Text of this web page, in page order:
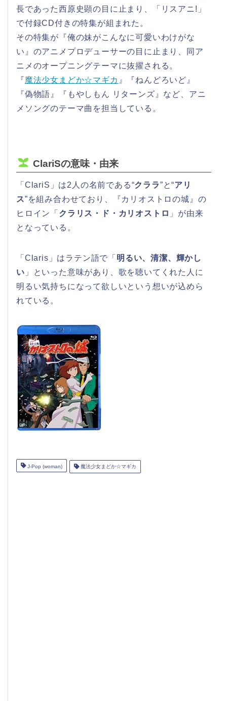
長であった西原史顕の目に止まり、「リスアニ!」
で付録CD付きの特集が組まれた。
その特集が『俺の妹がこんなに可愛いわけがな
い』のアニメプロデューサーの目に止まり、同ア
ニメのオープニングテーマに抜擢される。
『魔法少女まどか☆マギカ 』『ねんどろいど』
『偽物語』『もやしもん リターンズ』など、アニ
メソングのテーマ曲を担当している。
ClariSの意味・由来
「ClariS」は2人の名前である“クララ”と“アリ
ス”を組み合わせており、『カリオストロの城』の
ヒロイン「 クラリス・ド・カリオストロ 」が由来
となっている。
「Claris」はラテン語で「 明るい、清潔、輝かし
い 」といった意味があり、歌を聴いてくれた人に
明るい気持ちになって欲しいという想いが込めら
れている。
J-Pop (woman) 魔法少女まどか☆マギカ